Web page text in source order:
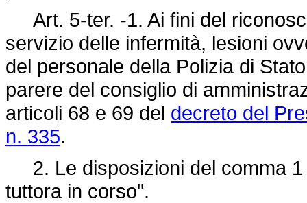
Art. 5-ter. -1. Ai fini del
servizio delle infermità, lesioni
del personale della Polizia di
parere del consiglio di
articoli 68 e 69 del decreto del
n. 335.
2. Le disposizioni del comma 1
tuttora in corso".